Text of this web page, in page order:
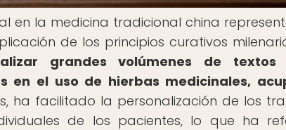
en la medicina tradicional china
de los principios curativos
grandes volúmenes de textos
en el uso de hierbas medicinales,
ha facilitado la personalización de los
de los pacientes, lo que ha